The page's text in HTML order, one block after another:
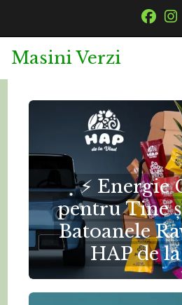
Masini Verzi
⚡ Energie
pentru Tine
Batoanele
HAP de